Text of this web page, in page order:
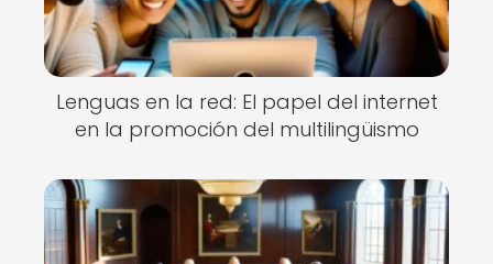
Lenguas en la red: El papel del internet
en la promoción del multilingüismo